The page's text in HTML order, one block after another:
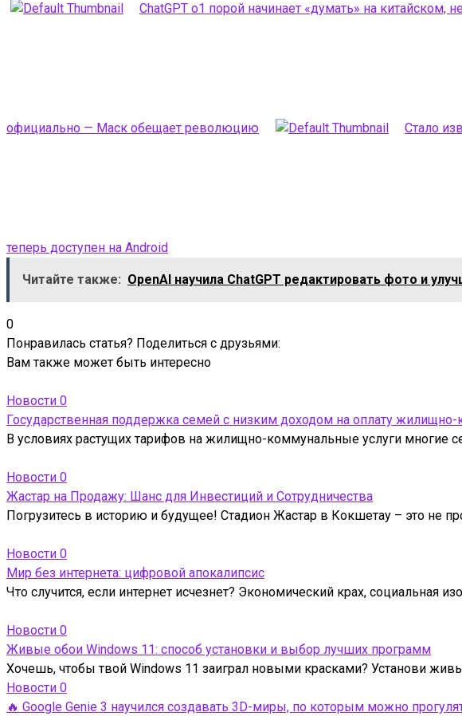
ChatGPT o1 порой начинает «думать» на китайском,
официально — Маск обещает революцию Стало
теперь доступен на Android
Читайте также: OpenAI научила ChatGPT редактировать фото и
0
Понравилась статья? Поделиться с друзьями:
Вам также может быть интересно
Новости 0
Государственная поддержка семей с низким доходом на оплату
В условиях растущих тарифов на жилищно-коммунальные услуги многие
Новости 0
Жастар на Продажу: Шанс для Инвестиций и Сотрудничества
Погрузитесь в историю и будущее! Стадион Жастар в Кокшетау – это не
Новости 0
Мир без интернета: цифровой апокалипсис
Что случится, если интернет исчезнет? Экономический крах, социальная
Новости 0
Живые обои Windows 11: способ установки и выбор лучших программ
Хочешь, чтобы твой Windows 11 заиграл новыми красками? Установи
Новости 0
🔥 Google Genie 3 научился создавать 3D-миры, по которым можно